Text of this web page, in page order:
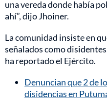
una vereda donde había
ahí”, dijo Jhoiner.
La comunidad insiste en
señalados como
ha reportado el Ejército.
Denuncian que 2 de
disidencias en